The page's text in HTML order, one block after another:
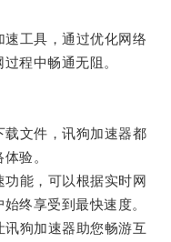
工具，通过优化网络
程中畅通无阻。
文件，讯狗加速器都
验。
能，可以根据实时网
终享受到最快速度。
狗加速器助您畅游互